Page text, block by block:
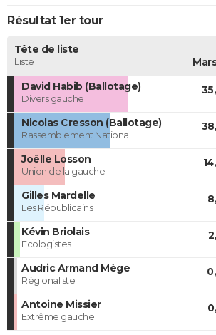
Résultat 1er tour
Tête de liste
Liste
David Habib (Ballotage)
Divers gauche
Nicolas Cresson (Ballotage)
Rassemblement National
Joëlle Losson
Union de la gauche
Gilles Mardelle
Les Républicains
Kévin Briolais
Ecologistes
Audric Armand Mège
Régionaliste
Antoine Missier
Extrême gauche